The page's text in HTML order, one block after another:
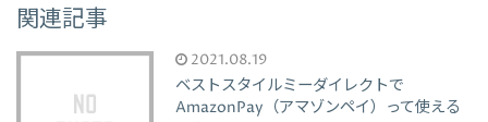
関連記事
2021.08.19
ベストスタイルミーダイレクトで
AmazonPay（アマゾンペイ）って使える